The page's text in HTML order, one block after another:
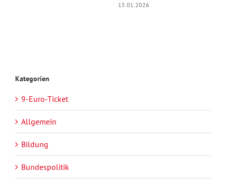
15.01.2026
Kategorien
9-Euro-Ticket
Allgemein
Bildung
Bundespolitik